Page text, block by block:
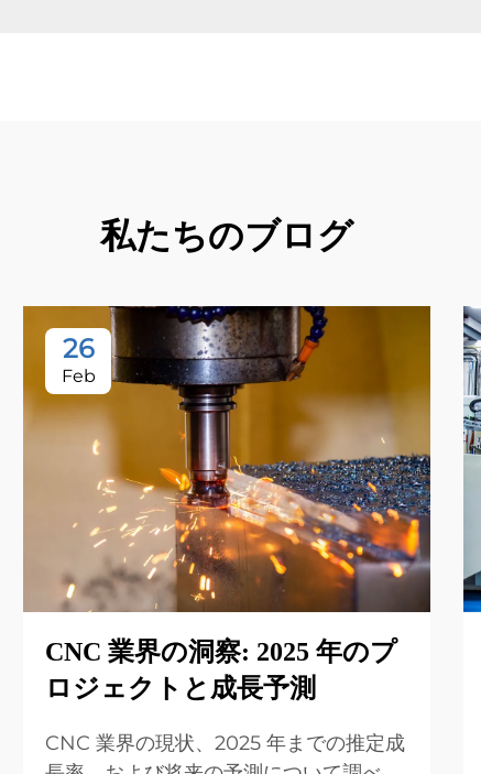
私たちのブログ
26
Feb
CNC 業界の洞察: 2025 年のプ
ロジェクトと成長予測
CNC 業界の現状、2025 年までの推定成